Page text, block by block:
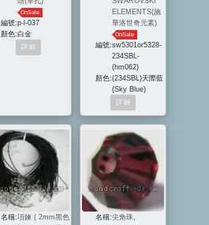
OnSale
編號:p-l-037
顏色:白金
ELEMENTS(施
華洛世奇元素)
OnSale
編號:sw5301or5328-
234SBL-
(hm062)
顏色:(234SBL)天際藍
(Sky Blue)
名稱:項鍊 ( 2mm黑色
名稱:尖角珠,